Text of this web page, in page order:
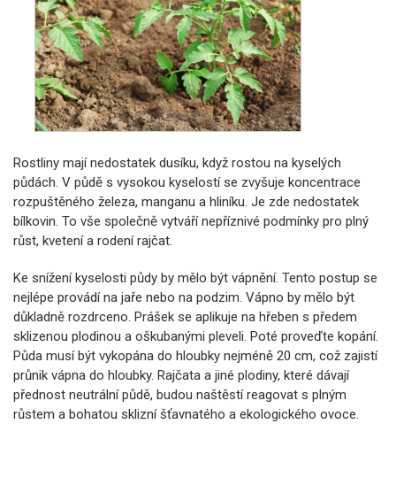
Rostliny mají nedostatek dusíku, když rostou na kyselých
půdách. V půdě s vysokou kyselostí se zvyšuje koncentrace
rozpuštěného železa, manganu a hliníku. Je zde nedostatek
bílkovin. To vše společně vytváří nepříznivé podmínky pro plný
růst, kvetení a rodení rajčat.
Ke snížení kyselosti půdy by mělo být vápnění. Tento postup se
nejlépe provádí na jaře nebo na podzim. Vápno by mělo být
důkladně rozdrceno. Prášek se aplikuje na hřeben s předem
sklizenou plodinou a oškubanými pleveli. Poté proveďte kopání.
Půda musí být vykopána do hloubky nejméně 20 cm, což zajistí
průnik vápna do hloubky. Rajčata a jiné plodiny, které dávají
přednost neutrální půdě, budou naštěstí reagovat s plným
růstem a bohatou sklizní šťavnatého a ekologického ovoce.